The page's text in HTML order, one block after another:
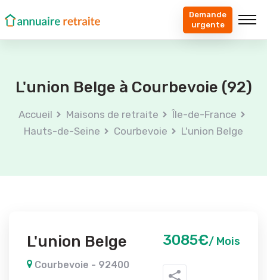
Demande
urgente
L'union Belge à Courbevoie (92)
Accueil Maisons de retraite
Île-de-France
Hauts-de-Seine
Courbevoie L'union Belge
L'union Belge
Courbevoie - 92400
3085€/ Mois